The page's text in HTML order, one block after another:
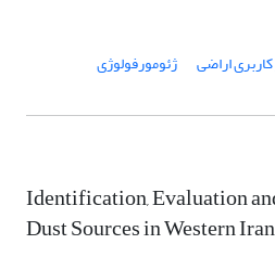
اراضی ژئومورفولوژی
Identification, Evaluation
Dust Sources in Western Iran